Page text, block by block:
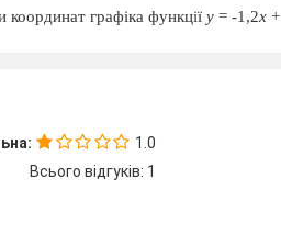
координат графіка функціїу= -1,2х+
1.0
Всього відгуків: 1